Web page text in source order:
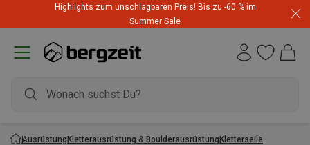
Highlights zum unschlagbaren Preis! Bis zu -60 % im
Summer Sale
AusrüstungKletterausrüstung & BoulderausrüstungKletterseile